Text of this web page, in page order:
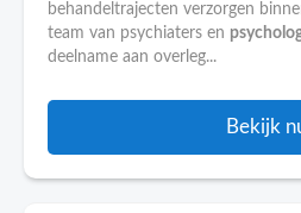
behandeltrajecten verzorgen
team van psychiaters en
deelname aan overleg...
Bekijk